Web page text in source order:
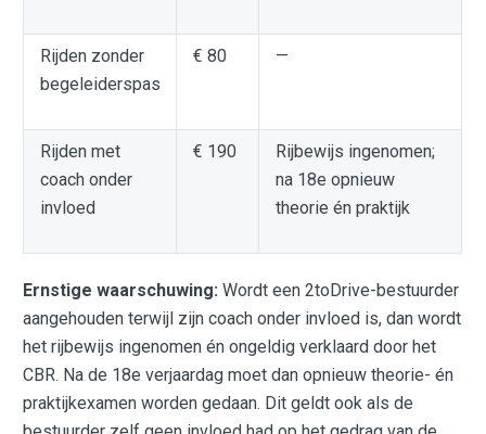
Rijden zonder
begeleiderspas
€ 80 —
Rijden met
coach onder
invloed
€ 190
Rijbewijs ingenomen;
na 18e opnieuw
theorie én praktijk
Ernstige waarschuwing: Wordt een 2toDrive-bestuurder
aangehouden terwijl zijn coach onder invloed is, dan wordt
het rijbewijs ingenomen én ongeldig verklaard door het
CBR. Na de 18e verjaardag moet dan opnieuw theorie- én
praktijkexamen worden gedaan. Dit geldt ook als de